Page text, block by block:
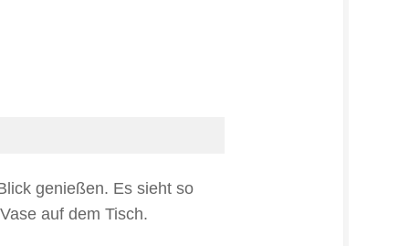
genießen. Es sieht so
auf dem Tisch.